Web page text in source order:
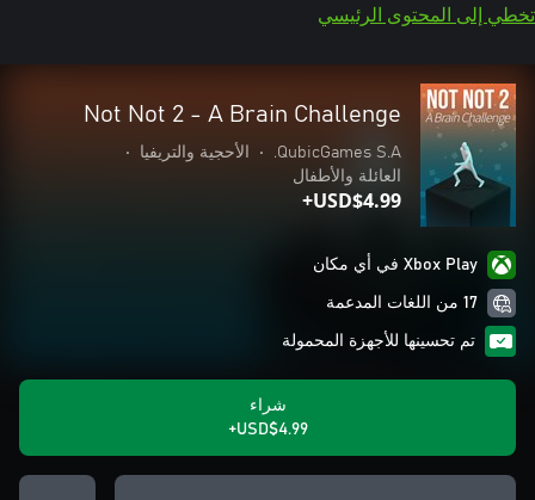
تخطي إلى المحتوى الرئيسي
Not Not 2 - A Brain Challenge
QubicGames S.A.
• الأحجية والتريفيا
•
العائلة والأطفال
USD$4.99+
Xbox Play في أي مكان
17 من اللغات المدعمة
تم تحسينها للأجهزة المحمولة
شراء
USD$4.99+